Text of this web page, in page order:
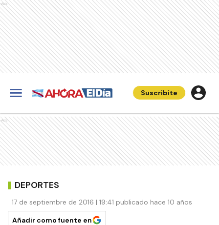
Ads
Suscribite
Ads
DEPORTES
17 de septiembre de 2016 | 19:41 publicado hace 10 años
Añadir como fuente en